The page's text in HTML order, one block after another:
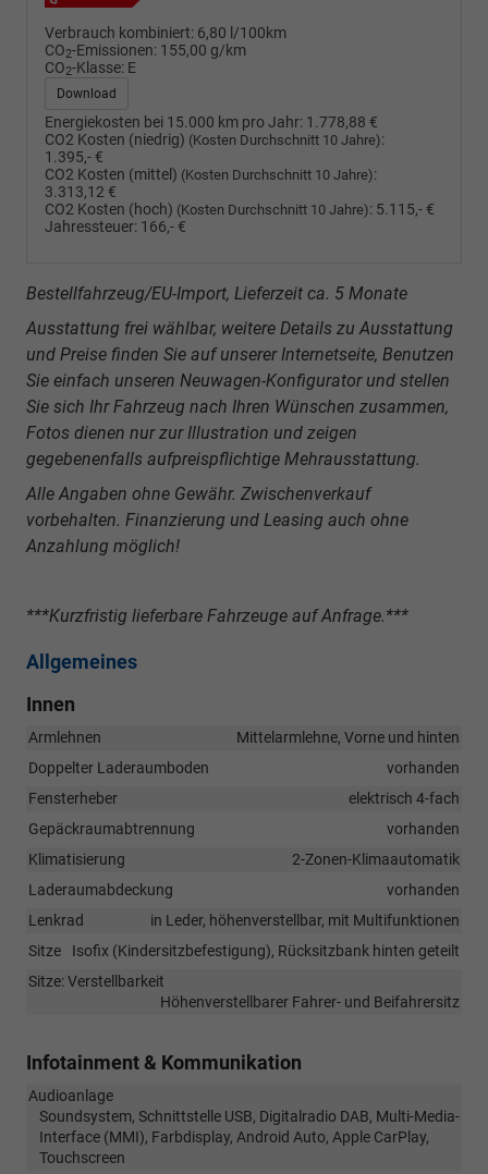
Verbrauch kombiniert: 6,80 l/100km
CO2-Emissionen: 155,00 g/km
CO2-Klasse: E
Download
Energiekosten bei 15.000 km pro Jahr: 1.778,88 €
CO2 Kosten (niedrig) (Kosten Durchschnitt 10 Jahre):
1.395,- €
CO2 Kosten (mittel) (Kosten Durchschnitt 10 Jahre):
3.313,12 €
CO2 Kosten (hoch) (Kosten Durchschnitt 10 Jahre): 5.115,- €
Jahressteuer: 166,- €
Bestellfahrzeug/EU-Import, Lieferzeit ca. 5 Monate
Ausstattung frei wählbar, weitere Details zu Ausstattung
und Preise finden Sie auf unserer Internetseite, Benutzen
Sie einfach unseren Neuwagen-Konfigurator und stellen
Sie sich Ihr Fahrzeug nach Ihren Wünschen zusammen,
Fotos dienen nur zur Illustration und zeigen
gegebenenfalls aufpreispflichtige Mehrausstattung.
Alle Angaben ohne Gewähr. Zwischenverkauf
vorbehalten. Finanzierung und Leasing auch ohne
Anzahlung möglich!
***Kurzfristig lieferbare Fahrzeuge auf Anfrage.***
Allgemeines
Innen
Armlehnen
Mittelarmlehne, Vorne und hinten
Doppelter Laderaumboden
vorhanden
Fensterheber
elektrisch 4-fach
Gepäckraumabtrennung
vorhanden
Klimatisierung
2-Zonen-Klimaautomatik
Laderaumabdeckung
vorhanden
Lenkrad
in Leder, höhenverstellbar, mit Multifunktionen
Sitze
Isofix (Kindersitzbefestigung), Rücksitzbank hinten geteilt
Sitze: Verstellbarkeit
Höhenverstellbarer Fahrer- und Beifahrersitz
Infotainment & Kommunikation
Audioanlage
Soundsystem, Schnittstelle USB, Digitalradio DAB, Multi-Media-
Interface (MMI), Farbdisplay, Android Auto, Apple CarPlay,
Touchscreen